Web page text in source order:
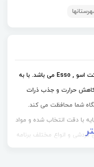
این محصول از نوع روغن توربین و تولید شرکت اسو , Esso می باشد. با به
حرارت و جذب ذرات
شما محافظت می کند.
با دقت انتخاب شده و مواد
گردشی و انواع مختلف برنامه